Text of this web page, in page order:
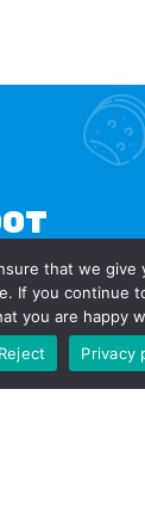
nyt!
that we give
If you continue
you are happy
Reject Privacy